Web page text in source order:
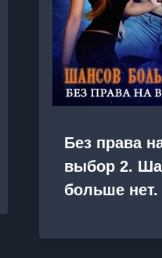
Без права
выбор 2.
больше нет.